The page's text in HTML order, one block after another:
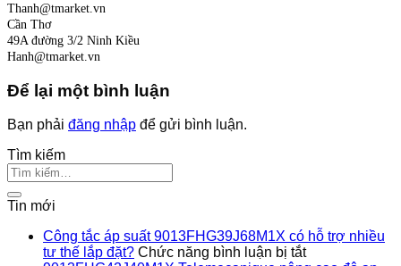
Thanh@tmarket.vn
Cần Thơ
49A đường 3/2 Ninh Kiều
Hanh@tmarket.vn
Để lại một bình luận
Bạn phải đăng nhập để gửi bình luận.
Tìm kiếm
Tin mới
Công tắc áp suất 9013FHG39J68M1X có hỗ trợ nhiều
tư thế lắp đặt? Chức năng bình luận bị tắtở